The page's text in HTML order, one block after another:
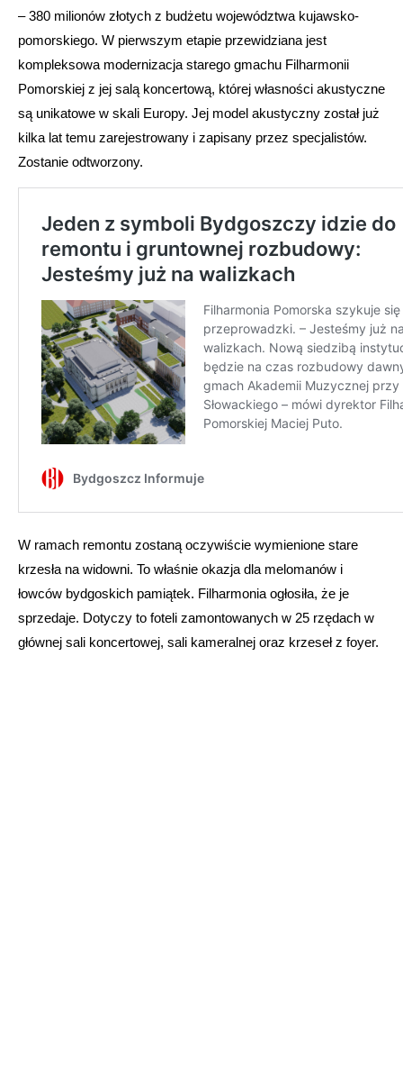
– 380 milionów złotych z budżetu województwa kujawsko-
pomorskiego. W pierwszym etapie przewidziana jest
kompleksowa modernizacja starego gmachu Filharmonii
Pomorskiej z jej salą koncertową, której własności akustyczne
są unikatowe w skali Europy. Jej model akustyczny został już
kilka lat temu zarejestrowany i zapisany przez specjalistów.
Zostanie odtworzony.
W ramach remontu zostaną oczywiście wymienione stare
krzesła na widowni. To właśnie okazja dla melomanów i
łowców bydgoskich pamiątek. Filharmonia ogłosiła, że je
sprzedaje. Dotyczy to foteli zamontowanych w 25 rzędach w
głównej sali koncertowej, sali kameralnej oraz krzeseł z foyer.